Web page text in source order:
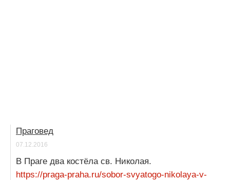
Праговед
07.12.2016
В Праге два костёла св. Николая.
https://praga-praha.ru/sobor-svyatogo-nikolaya-v-